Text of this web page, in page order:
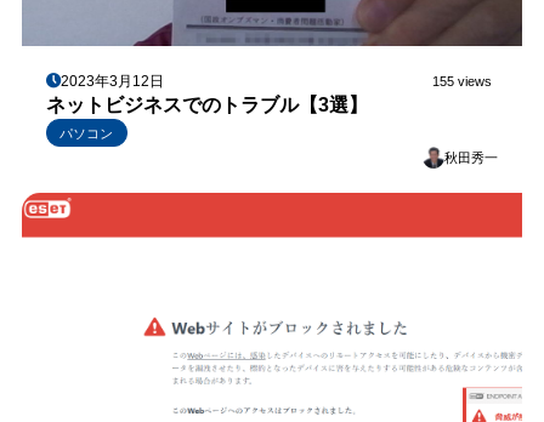
2023年3月12日 155 views
ネットビジネスでのトラブル【3選】
パソコン
秋田秀一